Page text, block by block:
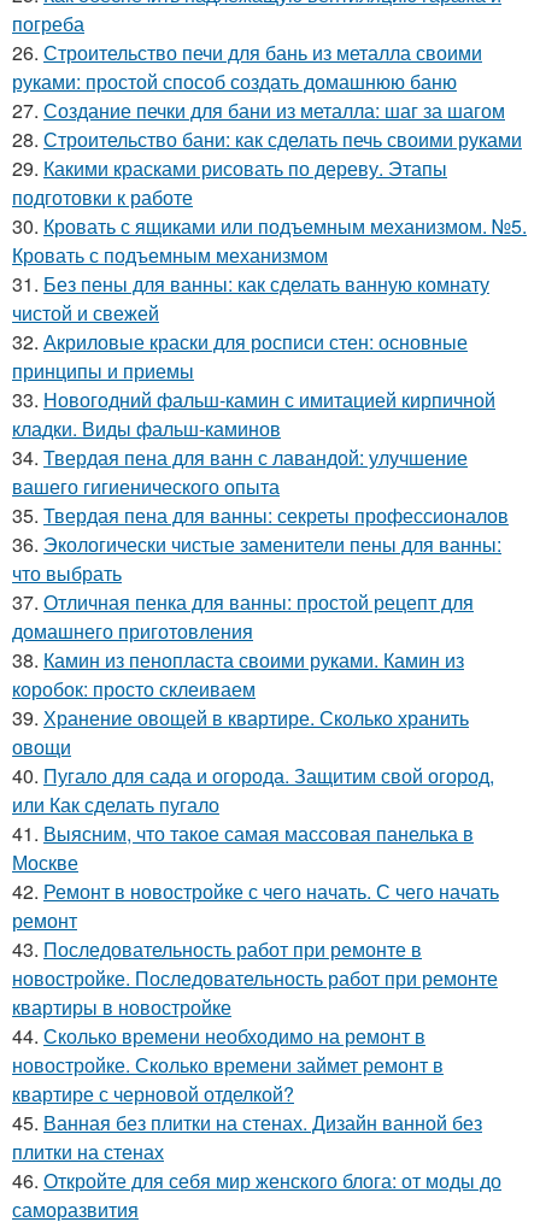
погреба
26. Строительство печи для бань из металла своими
руками: простой способ создать домашнюю баню
27. Создание печки для бани из металла: шаг за шагом
28. Строительство бани: как сделать печь своими руками
29. Какими красками рисовать по дереву. Этапы
подготовки к работе
30. Кровать с ящиками или подъемным механизмом. №5.
Кровать с подъемным механизмом
31. Без пены для ванны: как сделать ванную комнату
чистой и свежей
32. Акриловые краски для росписи стен: основные
принципы и приемы
33. Новогодний фальш-камин с имитацией кирпичной
кладки. Виды фальш-каминов
34. Твердая пена для ванн с лавандой: улучшение
вашего гигиенического опыта
35. Твердая пена для ванны: секреты профессионалов
36. Экологически чистые заменители пены для ванны:
что выбрать
37. Отличная пенка для ванны: простой рецепт для
домашнего приготовления
38. Камин из пенопласта своими руками. Камин из
коробок: просто склеиваем
39. Хранение овощей в квартире. Сколько хранить
овощи
40. Пугало для сада и огорода. Защитим свой огород,
или Как сделать пугало
41. Выясним, что такое самая массовая панелька в
Москве
42. Ремонт в новостройке с чего начать. С чего начать
ремонт
43. Последовательность работ при ремонте в
новостройке. Последовательность работ при ремонте
квартиры в новостройке
44. Сколько времени необходимо на ремонт в
новостройке. Сколько времени займет ремонт в
квартире с черновой отделкой?
45. Ванная без плитки на стенах. Дизайн ванной без
плитки на стенах
46. Откройте для себя мир женского блога: от моды до
саморазвития